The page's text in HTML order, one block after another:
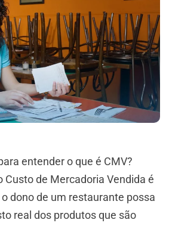
entender o que é CMV?
Custo de Mercadoria Vendida é
dono de um restaurante possa
real dos produtos que são